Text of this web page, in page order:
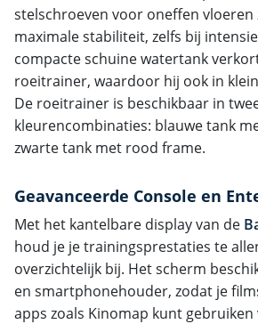
stelschroeven voor oneffen
maximale stabiliteit, zelfs bij
compacte schuine watertank
roeitrainer, waardoor hij ook in
De roeitrainer is beschikbaar in
kleurencombinaties: blauwe tank
zwarte tank met rood frame.
Geavanceerde Console en
Met het kantelbare display van de
houd je je trainingsprestaties te
overzichtelijk bij. Het scherm
en smartphonehouder, zodat je
apps zoals Kinomap kunt